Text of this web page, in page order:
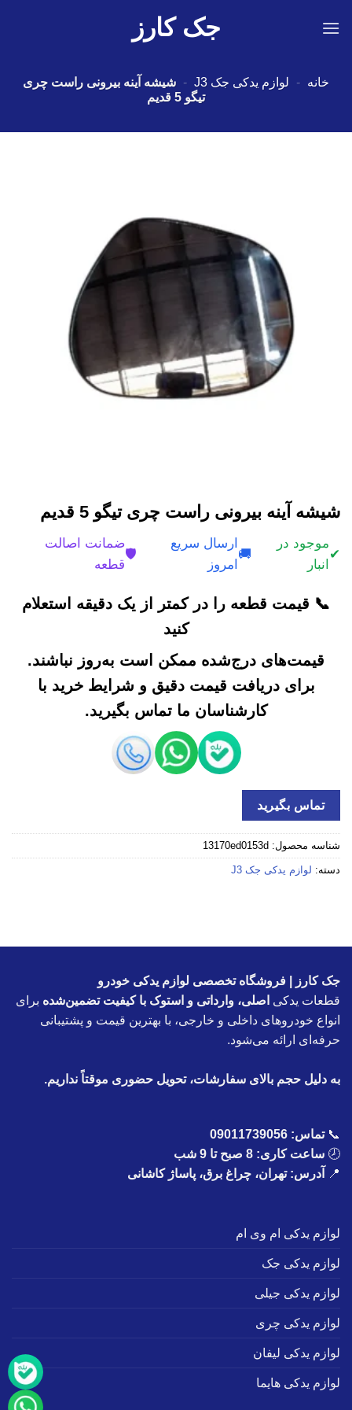
جک کارز
خانه - لوازم یدکی جک J3 - شیشه آینه بیرونی راست چری
تیگو 5 قدیم
شیشه آینه بیرونی راست چری تیگو 5 قدیم
✔
موجود در
انبار
🚚
ارسال سریع
امروز
🛡️
ضمانت اصالت
قطعه
📞 قیمت قطعه را در کمتر از یک دقیقه استعلام
کنید
قیمت‌های درج‌شده ممکن است به‌روز نباشند.
برای دریافت قیمت دقیق و شرایط خرید با
کارشناسان ما تماس بگیرید.
تماس بگیرید
شناسه محصول: 13170ed0153d
دسته: لوازم یدکی جک J3
جک کارز | فروشگاه تخصصی لوازم یدکی خودرو
قطعات یدکی اصلی، وارداتی و استوک با کیفیت تضمین‌شده برای
انواع خودروهای داخلی و خارجی، با بهترین قیمت و پشتیبانی
حرفه‌ای ارائه می‌شود.
به دلیل حجم بالای سفارشات، تحویل حضوری موقتاً نداریم.
📞تماس: 09011739056
🕗 ساعت کاری: 8 صبح تا 9 شب
📍
آدرس: تهران، چراغ برق، پاساژ کاشانی
لوازم یدکی ام وی ام
لوازم یدکی جک
لوازم یدکی جیلی
لوازم یدکی چری
لوازم یدکی لیفان
لوازم یدکی هایما